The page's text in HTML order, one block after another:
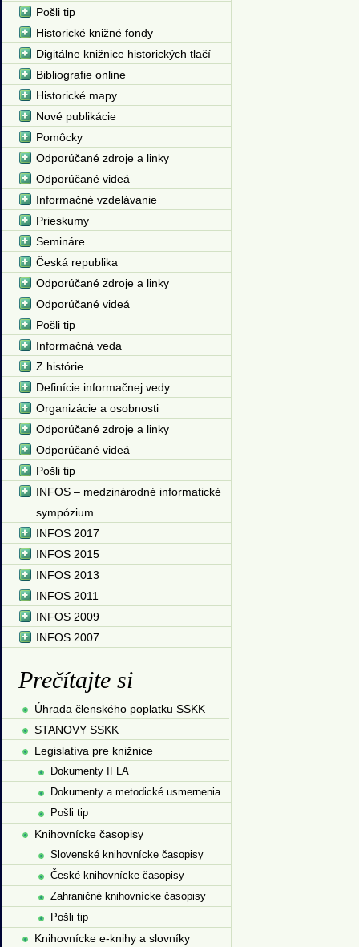
Pošli tip
Historické knižné fondy
Digitálne knižnice historických tlačí
Bibliografie online
Historické mapy
Nové publikácie
Pomôcky
Odporúčané zdroje a linky
Odporúčané videá
Informačné vzdelávanie
Prieskumy
Semináre
Česká republika
Odporúčané zdroje a linky
Odporúčané videá
Pošli tip
Informačná veda
Z histórie
Definície informačnej vedy
Organizácie a osobnosti
Odporúčané zdroje a linky
Odporúčané videá
Pošli tip
INFOS – medzinárodné informatické
sympózium
INFOS 2017
INFOS 2015
INFOS 2013
INFOS 2011
INFOS 2009
INFOS 2007
Prečítajte si
Úhrada členského poplatku SSKK
STANOVY SSKK
Legislatíva pre knižnice
Dokumenty IFLA
Dokumenty a metodické usmernenia
Pošli tip
Knihovnícke časopisy
Slovenské knihovnícke časopisy
České knihovnícke časopisy
Zahraničné knihovnícke časopisy
Pošli tip
Knihovnícke e-knihy a slovníky